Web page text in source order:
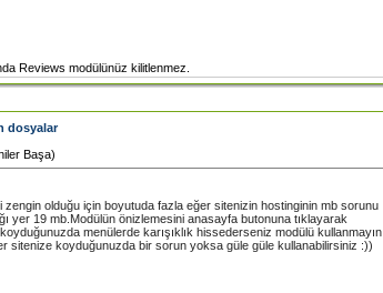
Reviews modülünüz kilitlenmez.
dosyalar
Başa)
olduğu için boyutuda fazla eğer sitenizin hostinginin mb sorunu
yer 19 mb.Modülün önizlemesini anasayfa butonuna tıklayarak
menülerde karışıklık hissederseniz modülü kullanmayın
sitenize koyduğunuzda bir sorun yoksa güle güle kullanabilirsiniz :))